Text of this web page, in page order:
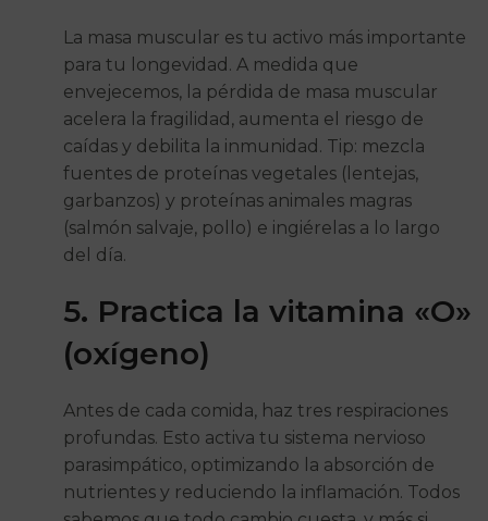
La masa muscular es tu activo más importante
para tu longevidad. A medida que
envejecemos, la pérdida de masa muscular
acelera la fragilidad, aumenta el riesgo de
caídas y debilita la inmunidad. Tip: mezcla
fuentes de proteínas vegetales (lentejas,
garbanzos) y proteínas animales magras
(salmón salvaje, pollo) e ingiérelas a lo largo
del día.
5. Practica la vitamina «O»
(oxígeno)
Antes de cada comida, haz tres respiraciones
profundas. Esto activa tu sistema nervioso
parasimpático, optimizando la absorción de
nutrientes y reduciendo la inflamación. Todos